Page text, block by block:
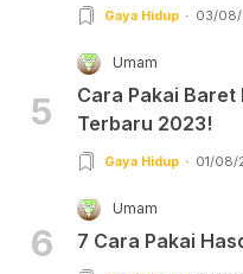
Gaya Hidup 03/08/
5
Umam
Cara Pakai Baret
Terbaru 2023!
Gaya Hidup 01/08/
6
Umam
7 Cara Pakai